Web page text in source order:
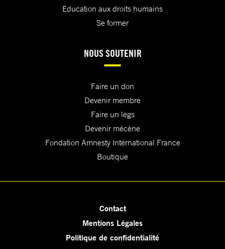
Education aux droits humains
Se former
NOUS SOUTENIR
Faire un don
Devenir membre
Faire un legs
Devenir mécène
Fondation Amnesty International France
Boutique
Contact
Mentions Légales
Politique de confidentialité